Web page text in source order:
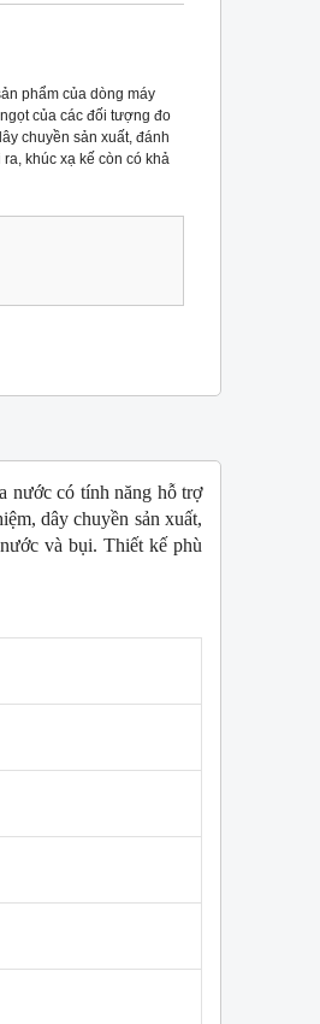
phẩm của dòng máy
của các đối tượng đo
chuyền sản xuất, đánh
khúc xạ kế còn có khả
nước có tính năng hỗ trợ
dây chuyền sản xuất,
và bụi. Thiết kế phù